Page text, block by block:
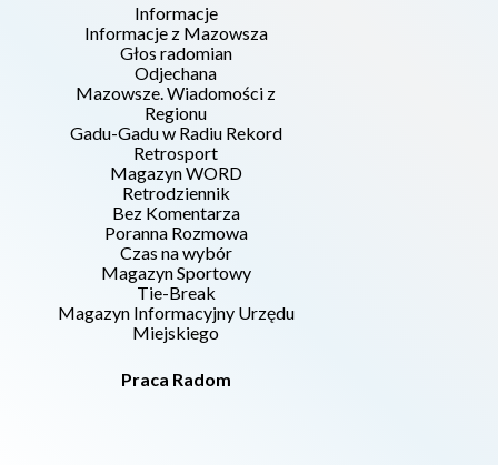
Informacje
Informacje z Mazowsza
Głos radomian
Odjechana
Mazowsze. Wiadomości z
Regionu
Gadu-Gadu w Radiu Rekord
Retrosport
Magazyn WORD
Retrodziennik
Bez Komentarza
Poranna Rozmowa
Czas na wybór
Magazyn Sportowy
Tie-Break
Magazyn Informacyjny Urzędu
Miejskiego
Praca Radom